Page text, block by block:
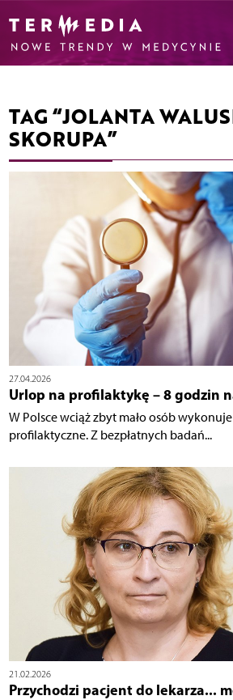
TAG “JOLANTA
SKORUPA”
27.04.2026
Urlop na profilaktykę – 8 godzin
W Polsce wciąż zbyt mało osób
profilaktyczne. Z bezpłatnych badań...
21.02.2026
Przychodzi pacjent do lekarza...